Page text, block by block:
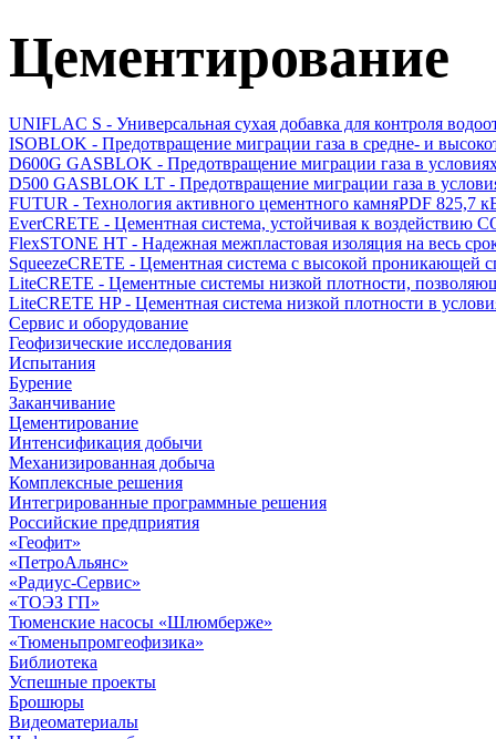
Цементирование
UNIFLAC S - Универсальная сухая добавка для контроля
ISOBLOK - Предотвращение миграции газа в средне- и
D600G GASBLOK - Предотвращение миграции газа в
D500 GASBLOK LT - Предотвращение миграции газа в
FUTUR - Технология активного цементного камняPDF 825,7
EverCRETE - Цементная система, устойчивая к воздействию
FlexSTONE HT - Надежная межпластовая изоляция на весь
SqueezeCRETE - Цементная система с высокой проникающей
LiteCRETE - Цементные системы низкой плотности,
LiteCRETE HP - Цементная система низкой плотности в
Сервис и оборудование
Геофизические исследования
Испытания
Бурение
Заканчивание
Цементирование
Интенсификация добычи
Механизированная добыча
Комплексные решения
Интегрированные программные решения
Российские предприятия
«Геофит»
«ПетроАльянс»
«Радиус-Сервис»
«ТОЭЗ ГП»
Тюменские насосы «Шлюмберже»
«Тюменьпромгеофизика»
Библиотека
Успешные проекты
Брошюры
Видеоматериалы